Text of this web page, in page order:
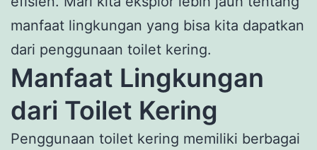
manfaat lingkungan yang bisa kita dapatkan
dari penggunaan toilet kering.
Manfaat Lingkungan
dari Toilet Kering
Penggunaan toilet kering memiliki berbagai